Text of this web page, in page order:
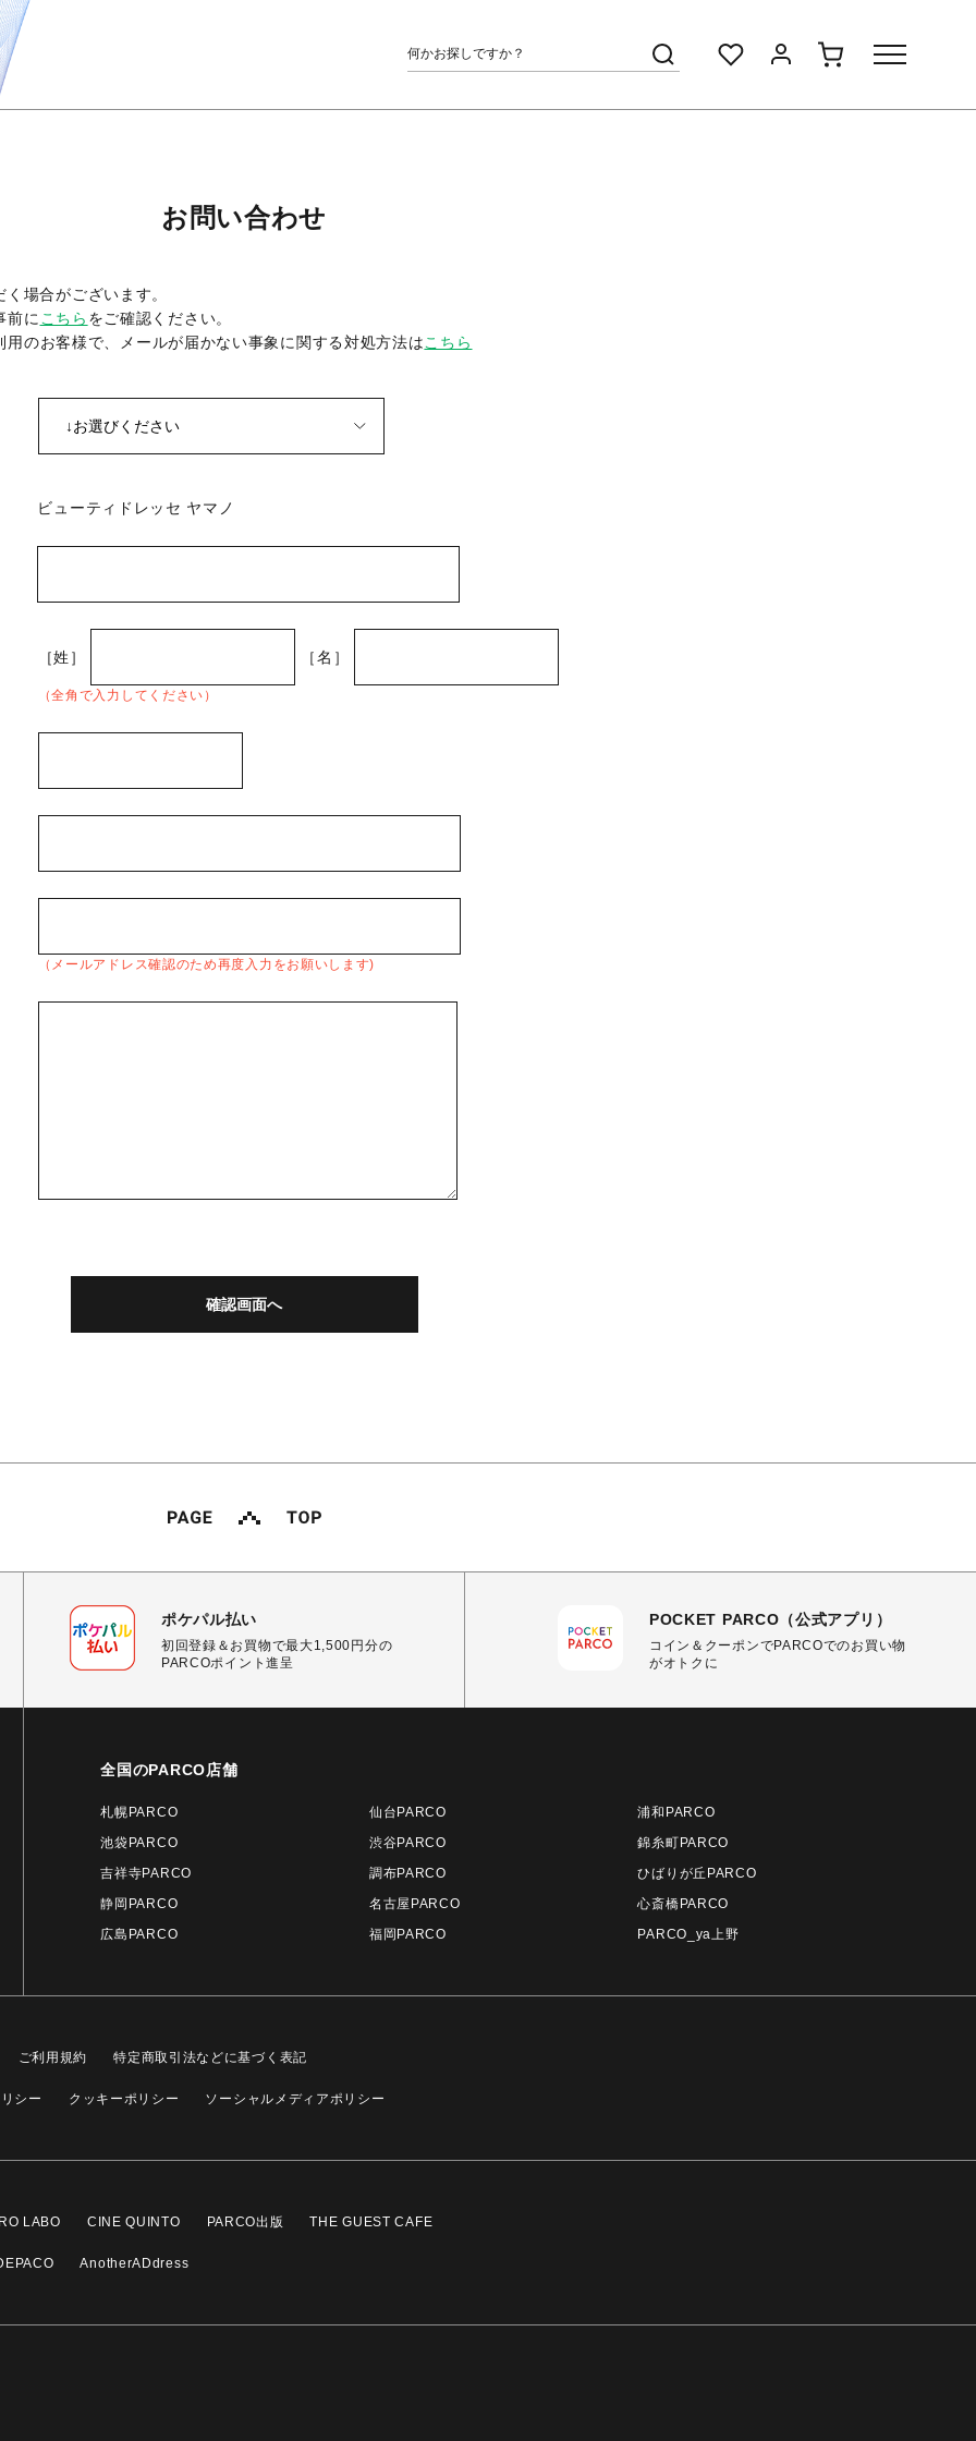
お問い合わせ
場合がございます。
前に こちら をご確認ください。
のお客様で、メールが届かない事象に関する対処方法はこちら
ビューティドレッセ ヤマノ
［姓］ ［名］
（全角で入力してください）
（メールアドレス確認のため再度入力をお願いします)
ポケパル払い
初回登録＆お買物で最大1,500円分の
PARCOポイント進呈
POCKET PARCO（公式アプリ）
コイン＆クーポンでPARCOでのお買い物
がオトクに
全国のPARCO店舗
札幌PARCO 仙台PARCO
浦和PARCO
池袋PARCO
渋谷PARCO
錦糸町PARCO
吉祥寺PARCO
調布PARCO
ひばりが丘PARCO
静岡PARCO
名古屋PARCO
心斎橋PARCO
広島PARCO
福岡PARCO PARCO_ya上野
ご利用規約 特定商取引法などに基づく表記
シー クッキーポリシー ソーシャルメディアポリシー
LABO CINE QUINTO PARCO出版 THE GUEST CAFE
AnotherADdress